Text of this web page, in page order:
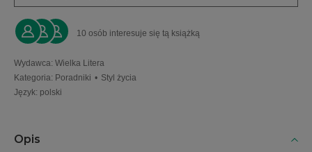
10 osób interesuje się tą książką
Wydawca: Wielka Litera
Kategoria: Poradniki • Styl życia
Język: polski
Opis